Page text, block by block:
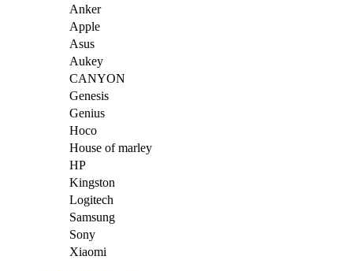
Anker
Apple
Asus
Aukey
CANYON
Genesis
Genius
Hoco
House of marley
HP
Kingston
Logitech
Samsung
Sony
Xiaomi